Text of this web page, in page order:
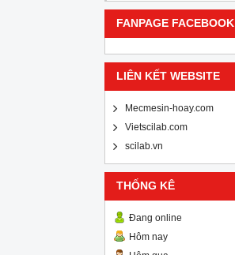
FANPAGE FACEBOOK
LIÊN KẾT WEBSITE
Mecmesin-hoay.com
Vietscilab.com
scilab.vn
THỐNG KÊ
Đang online
Hôm nay